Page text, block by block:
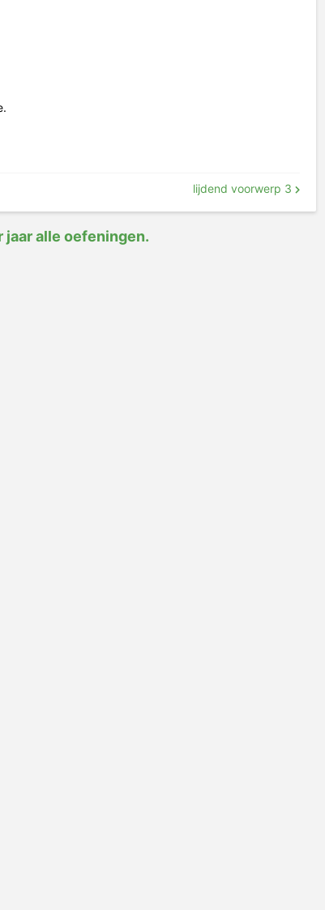
lijdend voorwerp 3
jaar alle oefeningen.